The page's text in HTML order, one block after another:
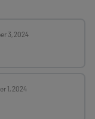
3, 2024
1, 2024